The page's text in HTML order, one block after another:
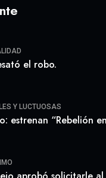
el robo.
Y LUCTUOSAS
estrenan “Rebelión